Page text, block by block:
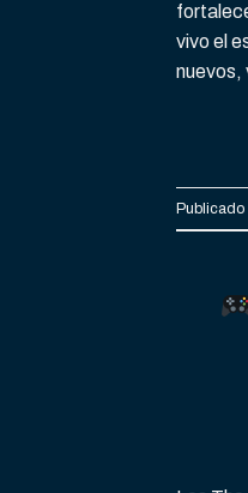
vivo el
nuevos,
Publicado